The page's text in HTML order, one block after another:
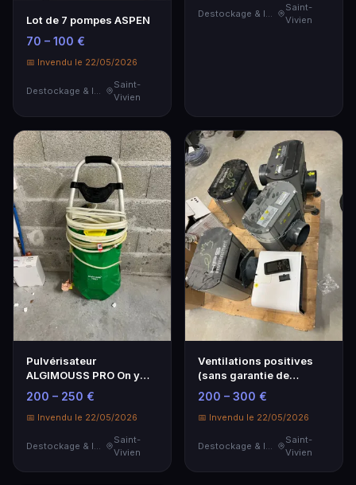
Lot de 7 pompes ASPEN
70 – 100 €
📅 Invendu le 22/05/2026
Destockage & Invendus
Saint-
Vivien
Saint-
Vivien
Pulvérisateur
ALGIMOUSS PRO On y
ajoute d'autres petits
pulv…
200 – 250 €
📅 Invendu le 22/05/2026
Destockage & Invendus
Saint-
Vivien
Ventilations positives
(sans garantie de
fonctionnement)
200 – 300 €
📅 Invendu le 22/05/2026
Destockage & Invendus
Saint-
Vivien